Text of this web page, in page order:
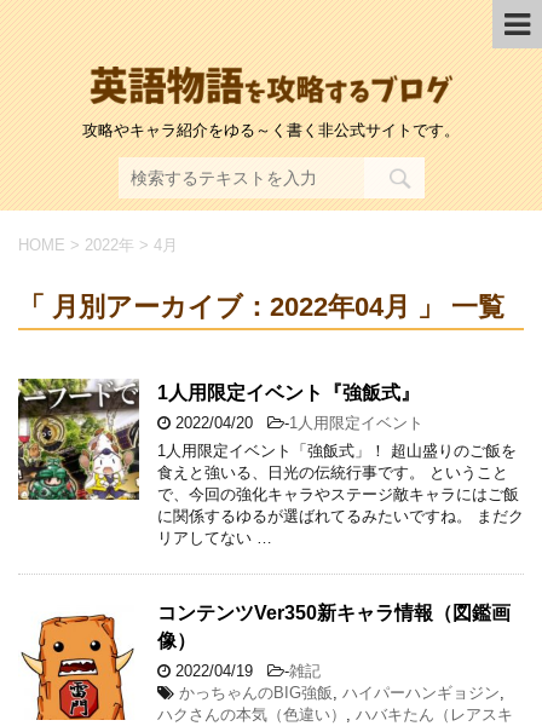
攻略やキャラ紹介をゆる～く書く非公式サイトです。
HOME > 2022年 > 4月
「 月別アーカイブ：2022年04月 」 一覧
1人用限定イベント『強飯式』
2022/04/20 -1人用限定イベント
1人用限定イベント「強飯式」！ 超山盛りのご飯を
食えと強いる、日光の伝統行事です。 ということ
で、今回の強化キャラやステージ敵キャラにはご飯
に関係するゆるが選ばれてるみたいですね。 まだク
リアしてない …
コンテンツVer350新キャラ情報（図鑑画
像）
2022/04/19 -雑記
かっちゃんのBIG強飯, ハイパーハンギョジン,
ハクさんの本気（色違い） , ハバキたん（レアスキ